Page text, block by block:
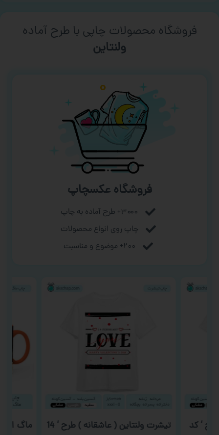
فروشگاه محصولات چاپی با طرح آماده
ورزشی
فروشگاه عکسچاپ
۳۰۰۰+ طرح آماده به چاپ
چاپ روی انواع محصولات
۲۰۰+ موضوع و مناسبت
‘ کد
تیشرت ولنتاین ( عاشقانه ) طرح ‘ 14